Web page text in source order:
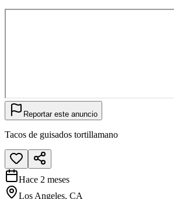
Reportar este anuncio
Tacos de guisados tortillamano
Hace 2 meses
Los Angeles, CA